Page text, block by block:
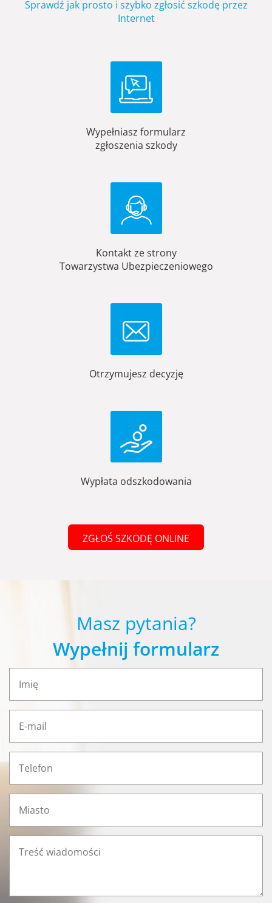
Sprawdź jak prosto i szybko zgłosić szkodę przez
Internet
Wypełniasz formularz
zgłoszenia szkody
Kontakt ze strony
Towarzystwa Ubezpieczeniowego
Otrzymujesz decyzję
Wypłata odszkodowania
ZGŁOŚ SZKODĘ ONLINE
Masz pytania?
Wypełnij formularz